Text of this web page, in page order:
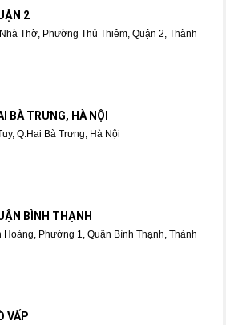
2
Thờ, Phường Thủ Thiêm, Quận 2, Thành
BÀ TRƯNG, HÀ NỘI
Q.Hai Bà Trưng, Hà Nội
BÌNH THẠNH
Phường 1, Quận Bình Thạnh, Thành
VẤP